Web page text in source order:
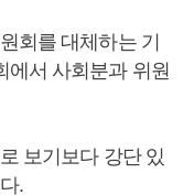
회를 대체하는 기
에서 사회분과 위원
보기보다 강단 있
.